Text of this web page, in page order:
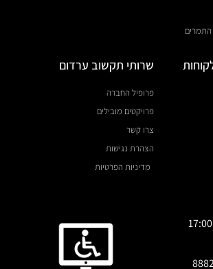
שרותי תקשוב ערדום
פרופיל החברה
פרויקטים מובילים
צרו קשר
הצהרת נגישות
מדיניות הפרטיות